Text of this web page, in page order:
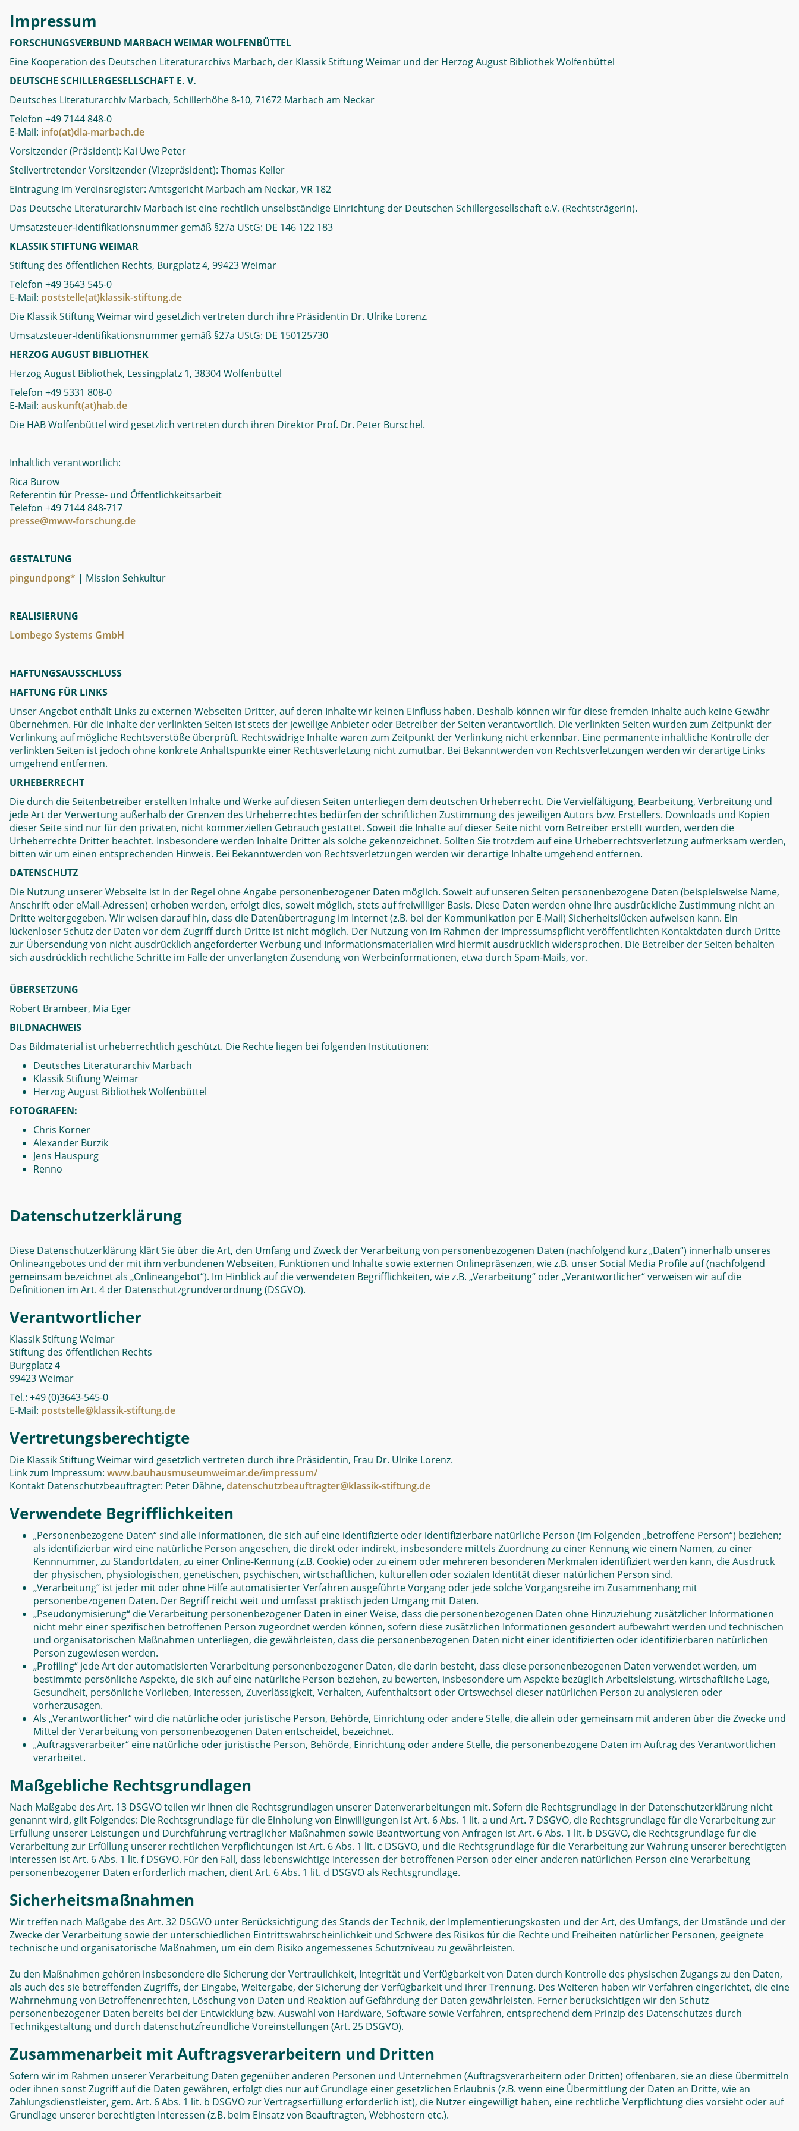
Impressum
FORSCHUNGSVERBUND MARBACH WEIMAR WOLFENBÜTTEL
Eine Kooperation des Deutschen Literaturarchivs Marbach, der Klassik Stiftung Weimar und der Herzog August Bibliothek Wolfenbüttel
DEUTSCHE SCHILLERGESELLSCHAFT E. V.
Deutsches Literaturarchiv Marbach, Schillerhöhe 8-10, 71672 Marbach am Neckar
Telefon +49 7144 848-0
E-Mail: info(at)dla-marbach.de
Vorsitzender (Präsident): Kai Uwe Peter
Stellvertretender Vorsitzender (Vizepräsident): Thomas Keller
Eintragung im Vereinsregister: Amtsgericht Marbach am Neckar, VR 182
Das Deutsche Literaturarchiv Marbach ist eine rechtlich unselbständige Einrichtung der Deutschen Schillergesellschaft e.V. (Rechtsträgerin).
Umsatzsteuer-Identifikationsnummer gemäß §27a UStG: DE 146 122 183
KLASSIK STIFTUNG WEIMAR
Stiftung des öffentlichen Rechts, Burgplatz 4, 99423 Weimar
Telefon +49 3643 545-0
E-Mail: poststelle(at)klassik-stiftung.de
Die Klassik Stiftung Weimar wird gesetzlich vertreten durch ihre Präsidentin Dr. Ulrike Lorenz.
Umsatzsteuer-Identifikationsnummer gemäß §27a UStG: DE 150125730
HERZOG AUGUST BIBLIOTHEK
Herzog August Bibliothek, Lessingplatz 1, 38304 Wolfenbüttel
Telefon +49 5331 808-0
E-Mail: auskunft(at)hab.de
Die HAB Wolfenbüttel wird gesetzlich vertreten durch ihren Direktor Prof. Dr. Peter Burschel.
Inhaltlich verantwortlich:
Rica Burow
Referentin für Presse- und Öffentlichkeitsarbeit
Telefon +49 7144 848-717
presse@mww-forschung.de
GESTALTUNG
pingundpong* | Mission Sehkultur
REALISIERUNG
Lombego Systems GmbH
HAFTUNGSAUSSCHLUSS
HAFTUNG FÜR LINKS
Unser Angebot enthält Links zu externen Webseiten Dritter, auf deren Inhalte wir keinen Einfluss haben. Deshalb können wir für diese fremden Inhalte auch keine Gewähr
übernehmen. Für die Inhalte der verlinkten Seiten ist stets der jeweilige Anbieter oder Betreiber der Seiten verantwortlich. Die verlinkten Seiten wurden zum Zeitpunkt der
Verlinkung auf mögliche Rechtsverstöße überprüft. Rechtswidrige Inhalte waren zum Zeitpunkt der Verlinkung nicht erkennbar. Eine permanente inhaltliche Kontrolle der
verlinkten Seiten ist jedoch ohne konkrete Anhaltspunkte einer Rechtsverletzung nicht zumutbar. Bei Bekanntwerden von Rechtsverletzungen werden wir derartige Links
umgehend entfernen.
URHEBERRECHT
Die durch die Seitenbetreiber erstellten Inhalte und Werke auf diesen Seiten unterliegen dem deutschen Urheberrecht. Die Vervielfältigung, Bearbeitung, Verbreitung und
jede Art der Verwertung außerhalb der Grenzen des Urheberrechtes bedürfen der schriftlichen Zustimmung des jeweiligen Autors bzw. Erstellers. Downloads und Kopien
dieser Seite sind nur für den privaten, nicht kommerziellen Gebrauch gestattet. Soweit die Inhalte auf dieser Seite nicht vom Betreiber erstellt wurden, werden die
Urheberrechte Dritter beachtet. Insbesondere werden Inhalte Dritter als solche gekennzeichnet. Sollten Sie trotzdem auf eine Urheberrechtsverletzung aufmerksam werden,
bitten wir um einen entsprechenden Hinweis. Bei Bekanntwerden von Rechtsverletzungen werden wir derartige Inhalte umgehend entfernen.
DATENSCHUTZ
Die Nutzung unserer Webseite ist in der Regel ohne Angabe personenbezogener Daten möglich. Soweit auf unseren Seiten personenbezogene Daten (beispielsweise Name,
Anschrift oder eMail-Adressen) erhoben werden, erfolgt dies, soweit möglich, stets auf freiwilliger Basis. Diese Daten werden ohne Ihre ausdrückliche Zustimmung nicht an
Dritte weitergegeben. Wir weisen darauf hin, dass die Datenübertragung im Internet (z.B. bei der Kommunikation per E-Mail) Sicherheitslücken aufweisen kann. Ein
lückenloser Schutz der Daten vor dem Zugriff durch Dritte ist nicht möglich. Der Nutzung von im Rahmen der Impressumspflicht veröffentlichten Kontaktdaten durch Dritte
zur Übersendung von nicht ausdrücklich angeforderter Werbung und Informationsmaterialien wird hiermit ausdrücklich widersprochen. Die Betreiber der Seiten behalten
sich ausdrücklich rechtliche Schritte im Falle der unverlangten Zusendung von Werbeinformationen, etwa durch Spam-Mails, vor.
ÜBERSETZUNG
Robert Brambeer, Mia Eger
BILDNACHWEIS
Das Bildmaterial ist urheberrechtlich geschützt. Die Rechte liegen bei folgenden Institutionen:
Deutsches Literaturarchiv Marbach
Klassik Stiftung Weimar
Herzog August Bibliothek Wolfenbüttel
FOTOGRAFEN:
Chris Korner
Alexander Burzik
Jens Hauspurg
Renno
Datenschutzerklärung
Diese Datenschutzerklärung klärt Sie über die Art, den Umfang und Zweck der Verarbeitung von personenbezogenen Daten (nachfolgend kurz „Daten“) innerhalb unseres
Onlineangebotes und der mit ihm verbundenen Webseiten, Funktionen und Inhalte sowie externen Onlinepräsenzen, wie z.B. unser Social Media Profile auf (nachfolgend
gemeinsam bezeichnet als „Onlineangebot“). Im Hinblick auf die verwendeten Begrifflichkeiten, wie z.B. „Verarbeitung“ oder „Verantwortlicher“ verweisen wir auf die
Definitionen im Art. 4 der Datenschutzgrundverordnung (DSGVO).
Verantwortlicher
Klassik Stiftung Weimar
Stiftung des öffentlichen Rechts
Burgplatz 4
99423 Weimar
Tel.: +49 (0)3643-545-0
E-Mail: poststelle@klassik-stiftung.de
Vertretungsberechtigte
Die Klassik Stiftung Weimar wird gesetzlich vertreten durch ihre Präsidentin, Frau Dr. Ulrike Lorenz.
Link zum Impressum: www.bauhausmuseumweimar.de/impressum/
Kontakt Datenschutzbeauftragter: Peter Dähne, datenschutzbeauftragter@klassik-stiftung.de
Verwendete Begrifflichkeiten
„Personenbezogene Daten“ sind alle Informationen, die sich auf eine identifizierte oder identifizierbare natürliche Person (im Folgenden „betroffene Person“) beziehen;
als identifizierbar wird eine natürliche Person angesehen, die direkt oder indirekt, insbesondere mittels Zuordnung zu einer Kennung wie einem Namen, zu einer
Kennnummer, zu Standortdaten, zu einer Online-Kennung (z.B. Cookie) oder zu einem oder mehreren besonderen Merkmalen identifiziert werden kann, die Ausdruck
der physischen, physiologischen, genetischen, psychischen, wirtschaftlichen, kulturellen oder sozialen Identität dieser natürlichen Person sind.
„Verarbeitung“ ist jeder mit oder ohne Hilfe automatisierter Verfahren ausgeführte Vorgang oder jede solche Vorgangsreihe im Zusammenhang mit
personenbezogenen Daten. Der Begriff reicht weit und umfasst praktisch jeden Umgang mit Daten.
„Pseudonymisierung“ die Verarbeitung personenbezogener Daten in einer Weise, dass die personenbezogenen Daten ohne Hinzuziehung zusätzlicher Informationen
nicht mehr einer spezifischen betroffenen Person zugeordnet werden können, sofern diese zusätzlichen Informationen gesondert aufbewahrt werden und technischen
und organisatorischen Maßnahmen unterliegen, die gewährleisten, dass die personenbezogenen Daten nicht einer identifizierten oder identifizierbaren natürlichen
Person zugewiesen werden.
„Profiling“ jede Art der automatisierten Verarbeitung personenbezogener Daten, die darin besteht, dass diese personenbezogenen Daten verwendet werden, um
bestimmte persönliche Aspekte, die sich auf eine natürliche Person beziehen, zu bewerten, insbesondere um Aspekte bezüglich Arbeitsleistung, wirtschaftliche Lage,
Gesundheit, persönliche Vorlieben, Interessen, Zuverlässigkeit, Verhalten, Aufenthaltsort oder Ortswechsel dieser natürlichen Person zu analysieren oder
vorherzusagen.
Als „Verantwortlicher“ wird die natürliche oder juristische Person, Behörde, Einrichtung oder andere Stelle, die allein oder gemeinsam mit anderen über die Zwecke und
Mittel der Verarbeitung von personenbezogenen Daten entscheidet, bezeichnet.
„Auftragsverarbeiter“ eine natürliche oder juristische Person, Behörde, Einrichtung oder andere Stelle, die personenbezogene Daten im Auftrag des Verantwortlichen
verarbeitet.
Maßgebliche Rechtsgrundlagen
Nach Maßgabe des Art. 13 DSGVO teilen wir Ihnen die Rechtsgrundlagen unserer Datenverarbeitungen mit. Sofern die Rechtsgrundlage in der Datenschutzerklärung nicht
genannt wird, gilt Folgendes: Die Rechtsgrundlage für die Einholung von Einwilligungen ist Art. 6 Abs. 1 lit. a und Art. 7 DSGVO, die Rechtsgrundlage für die Verarbeitung zur
Erfüllung unserer Leistungen und Durchführung vertraglicher Maßnahmen sowie Beantwortung von Anfragen ist Art. 6 Abs. 1 lit. b DSGVO, die Rechtsgrundlage für die
Verarbeitung zur Erfüllung unserer rechtlichen Verpflichtungen ist Art. 6 Abs. 1 lit. c DSGVO, und die Rechtsgrundlage für die Verarbeitung zur Wahrung unserer berechtigten
Interessen ist Art. 6 Abs. 1 lit. f DSGVO. Für den Fall, dass lebenswichtige Interessen der betroffenen Person oder einer anderen natürlichen Person eine Verarbeitung
personenbezogener Daten erforderlich machen, dient Art. 6 Abs. 1 lit. d DSGVO als Rechtsgrundlage.
Sicherheitsmaßnahmen
Wir treffen nach Maßgabe des Art. 32 DSGVO unter Berücksichtigung des Stands der Technik, der Implementierungskosten und der Art, des Umfangs, der Umstände und der
Zwecke der Verarbeitung sowie der unterschiedlichen Eintrittswahrscheinlichkeit und Schwere des Risikos für die Rechte und Freiheiten natürlicher Personen, geeignete
technische und organisatorische Maßnahmen, um ein dem Risiko angemessenes Schutzniveau zu gewährleisten.
Zu den Maßnahmen gehören insbesondere die Sicherung der Vertraulichkeit, Integrität und Verfügbarkeit von Daten durch Kontrolle des physischen Zugangs zu den Daten,
als auch des sie betreffenden Zugriffs, der Eingabe, Weitergabe, der Sicherung der Verfügbarkeit und ihrer Trennung. Des Weiteren haben wir Verfahren eingerichtet, die eine
Wahrnehmung von Betroffenenrechten, Löschung von Daten und Reaktion auf Gefährdung der Daten gewährleisten. Ferner berücksichtigen wir den Schutz
personenbezogener Daten bereits bei der Entwicklung bzw. Auswahl von Hardware, Software sowie Verfahren, entsprechend dem Prinzip des Datenschutzes durch
Technikgestaltung und durch datenschutzfreundliche Voreinstellungen (Art. 25 DSGVO).
Zusammenarbeit mit Auftragsverarbeitern und Dritten
Sofern wir im Rahmen unserer Verarbeitung Daten gegenüber anderen Personen und Unternehmen (Auftragsverarbeitern oder Dritten) offenbaren, sie an diese übermitteln
oder ihnen sonst Zugriff auf die Daten gewähren, erfolgt dies nur auf Grundlage einer gesetzlichen Erlaubnis (z.B. wenn eine Übermittlung der Daten an Dritte, wie an
Zahlungsdienstleister, gem. Art. 6 Abs. 1 lit. b DSGVO zur Vertragserfüllung erforderlich ist), die Nutzer eingewilligt haben, eine rechtliche Verpflichtung dies vorsieht oder auf
Grundlage unserer berechtigten Interessen (z.B. beim Einsatz von Beauftragten, Webhostern etc.).